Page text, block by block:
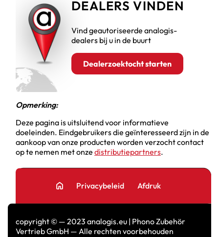
DEALERS VINDEN
Vind geautoriseerde analogis-
dealers bij u in de buurt
Dealerzoektocht starten
Opmerking:
Deze pagina is uitsluitend voor informatieve
doeleinden. Eindgebruikers die geïnteresseerd zijn in de
aankoop van onze producten worden verzocht contact
op te nemen met onze distributiepartners.
copyright © — 2023 analogis.eu | Phono Zubehör
Vertrieb GmbH — Alle rechten voorbehouden
home Privacybeleid Afdruk